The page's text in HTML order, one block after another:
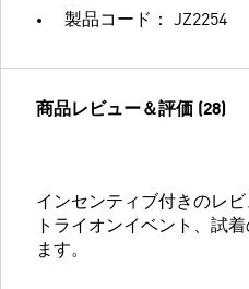
製品コード： JZ2254
商品レビュー＆評価 (28)
インセンティブ付きのレビ
トライオンイベント、試
ます。